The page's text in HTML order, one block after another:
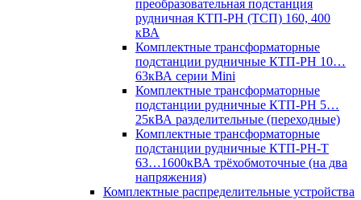
преобразовательная подстанция
рудничная КТП-РН (ТСП) 160, 400
кВА
Комплектные трансформаторные
подстанции рудничные КТП-РН 10…
63кВА серии Mini
Комплектные трансформаторные
подстанции рудничные КТП-РН 5…
25кВА разделительные (переходные)
Комплектные трансформаторные
подстанции рудничные КТП-РН-Т
63…1600кВА трёхобмоточные (на два
напряжения)
Комплектные распределительные устройства